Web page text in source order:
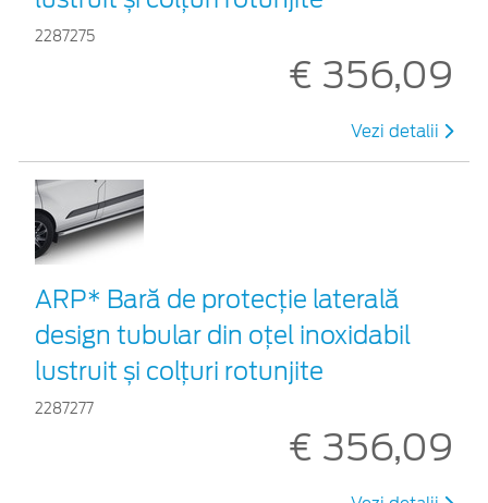
2287275
€ 356,09
Vezi detalii
ARP* Bară de protecţie laterală
design tubular din oțel inoxidabil
lustruit și colțuri rotunjite
2287277
€ 356,09